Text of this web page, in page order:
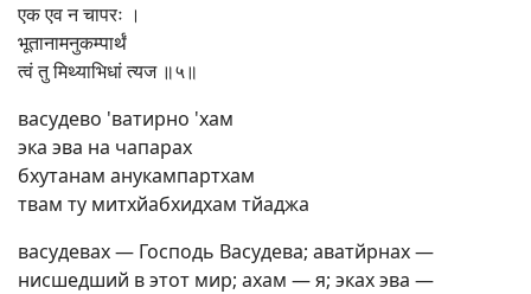
एक एव न चापरः ।
भूतानामनुकम्पार्थं
त्वं तु मिथ्याभिधां त्यज ॥५॥
васудево 'ватирно 'хам
эка эва на чапарах
бхутанам анукампартхам
твам ту митхйабхидхам тйаджа
васудевах — Господь Васудева; аватйрнах —
нисшедший в этот мир; ахам — я; эках эва —